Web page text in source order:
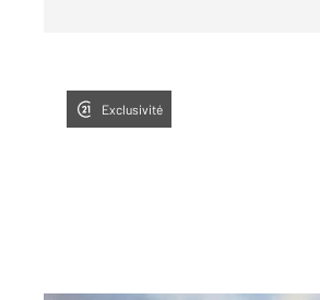
Exclusivité